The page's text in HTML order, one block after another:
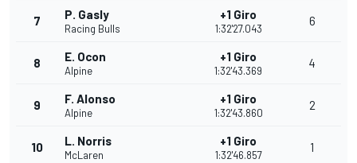
7 P. Gasly
Racing Bulls
+1 Giro
1:32'27.043
6
8 E. Ocon
Alpine
+1 Giro
1:32'43.369
4
9 F. Alonso
Alpine
+1 Giro
1:32'43.860
2
10 L. Norris
McLaren
+1 Giro
1:32'46.857
1